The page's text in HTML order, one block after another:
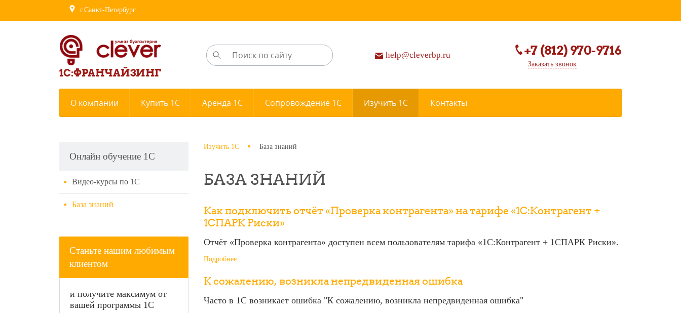
г.Санкт-Петербург
1С:ФРАНЧАЙЗИНГ
help@cleverbp.ru +7 (812) 970-9716
Заказать звонок
О компании Купить 1С Аренда 1С Сопровождение 1С Изучить 1С Контакты
Онлайн обучение 1С
Видео-курсы по 1С
База знаний
Станьте нашим любимым
клиентом
и получите максимум от
вашей программы 1С
Изучить 1С База знаний
БАЗА ЗНАНИЙ
Как подключить отчёт «Проверка контрагента» на тарифе «1С:Контрагент +
1СПАРК Риски»
Отчёт «Проверка контрагента» доступен всем пользователям тарифа «1С:Контрагент + 1СПАРК Риски».
Подробнее...
К сожалению, возникла непредвиденная ошибка
Часто в 1С возникает ошибка "К сожалению, возникла непредвиденная ошибка"